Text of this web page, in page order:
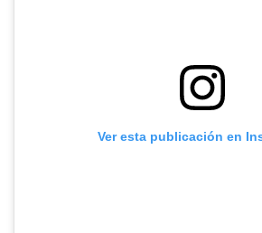
Ver esta publicación en